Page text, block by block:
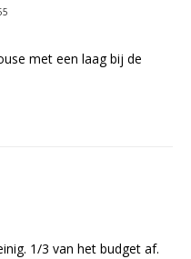
met een laag bij de
1/3 van het budget af.